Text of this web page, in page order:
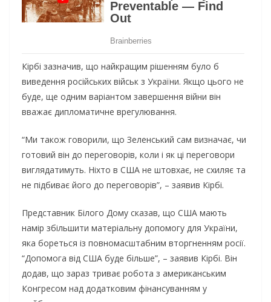
Кірбі зазначив, що найкращим рішенням було б
виведення російських військ з України. Якщо цього не
буде, ще одним варіантом завершення війни він
вважає дипломатичне врегулювання.
“Ми також говорили, що Зеленський сам визначає, чи
готовий він до переговорів, коли і як ці переговори
виглядатимуть. Ніхто в США не штовхає, не схиляє та
не підбиває його до переговорів”, – заявив Кірбі.
Представник Білого Дому сказав, що США мають
намір збільшити матеріальну допомогу для України,
яка бореться із повномасштабним вторгненням росії.
“Допомога від США буде більше”, – заявив Кірбі. Він
додав, що зараз триває робота з американським
Конгресом над додатковим фінансуванням у